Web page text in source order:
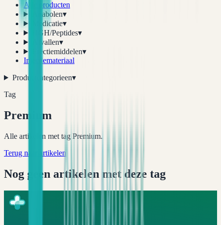
Alle producten
Anabolen▾
Medicatie▾
HGH/Peptides▾
Afvallen▾
Erectiemiddelen▾
Injectiemateriaal
Productcategorieen▾
Tag
Premium
Alle artikelen met tag Premium.
Terug naar artikelen
Nog geen artikelen met deze tag